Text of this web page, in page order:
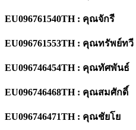
EU096761540TH : คุณจักรี
EU096761553TH : คุณทรัพย์ทวี
EU096746454TH : คุณทัศพันธ์
EU096746468TH : คุณสมศักดิ์
EU096746471TH : คุณชัยโย